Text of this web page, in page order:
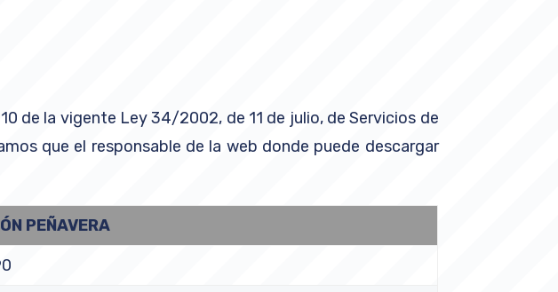
de la vigente Ley 34/2002, de 11 de julio, de Servicios de
que el responsable de la web donde puede descargar
PEÑAVERA